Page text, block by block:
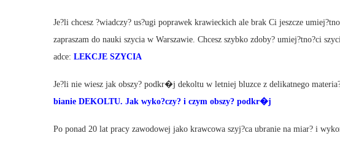
Je?li chcesz ?wiadczy? us?ugi poprawek krawieckich ale brak Ci jeszcze
zapraszam do nauki szycia w Warszawie. Chcesz szybko zdoby? umiej?tno?ci
adce: LEKCJE SZYCIA
Je?li nie wiesz jak obszy? podkr�j dekoltu w letniej bluzce z delikatnego
bianie DEKOLTU. Jak wyko?czy? i czym obszy? podkr�j
Po ponad 20 lat pracy zawodowej jako krawcowa szyj?ca ubranie na miar? i